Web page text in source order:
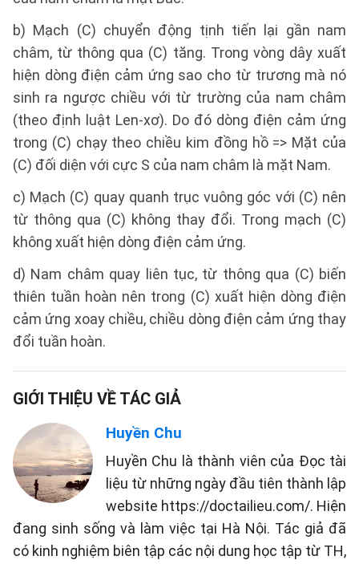
b) Mạch (C) chuyển động tịnh tiến lại gần nam
châm, từ thông qua (C) tăng. Trong vòng dây xuất
hiện dòng điện cảm ứng sao cho từ trương mà nó
sinh ra ngược chiều với từ trường của nam châm
(theo định luật Len-xơ). Do đó dòng điện cảm ứng
trong (C) chạy theo chiều kim đồng hồ => Mặt của
(C) đối diện với cực S của nam châm là mặt Nam.
c) Mạch (C) quay quanh trục vuông góc với (C) nên
từ thông qua (C) không thay đổi. Trong mạch (C)
không xuất hiện dòng điện cảm ứng.
d) Nam châm quay liên tục, từ thông qua (C) biến
thiên tuần hoàn nên trong (C) xuất hiện dòng điện
cảm ứng xoay chiều, chiều dòng điện cảm ứng thay
đổi tuần hoàn.
GIỚI THIỆU VỀ TÁC GIẢ
Huyền Chu
Huyền Chu là thành viên của Đọc tài
liệu từ những ngày đầu tiên thành lập
website https://doctailieu.com/. Hiện
đang sinh sống và làm việc tại Hà Nội. Tác giả đã
có kinh nghiệm biên tập các nội dung học tập từ TH,